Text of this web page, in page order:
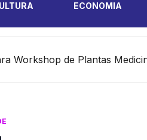
ECONOMIA
Workshop de Plantas